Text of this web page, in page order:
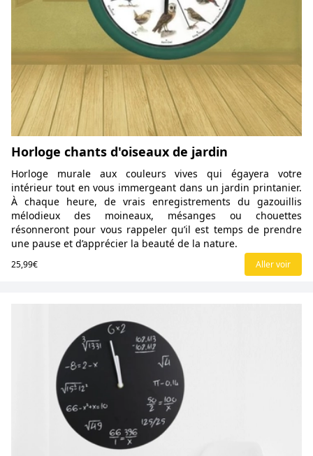
Horloge chants d'oiseaux de jardin
Horloge murale aux couleurs vives qui égayera votre
intérieur tout en vous immergeant dans un jardin printanier.
À chaque heure, de vrais enregistrements du gazouillis
mélodieux des moineaux, mésanges ou chouettes
résonneront pour vous rappeler qu’il est temps de prendre
une pause et d’apprécier la beauté de la nature.
25,99€ Aller voir